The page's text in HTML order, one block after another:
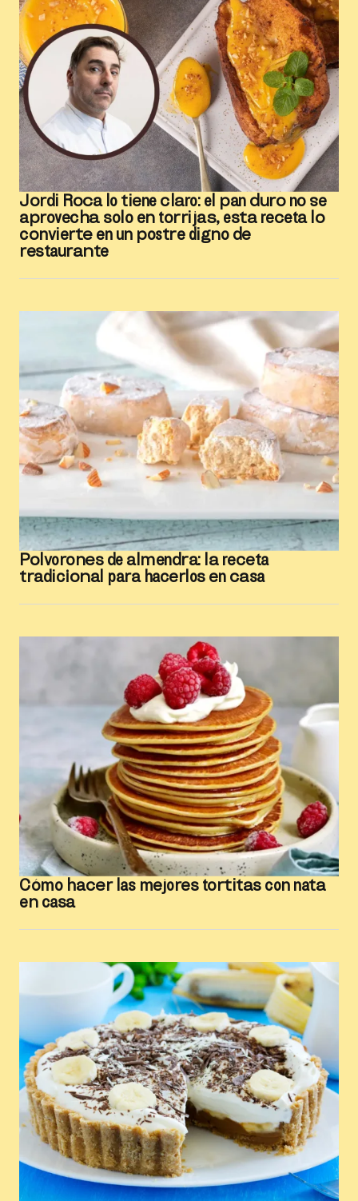
Jordi Roca lo tiene claro: el pan duro no se
aprovecha solo en torrijas, esta receta lo
convierte en un postre digno de
restaurante
Polvorones de almendra: la receta
tradicional para hacerlos en casa
Cómo hacer las mejores tortitas con nata
en casa